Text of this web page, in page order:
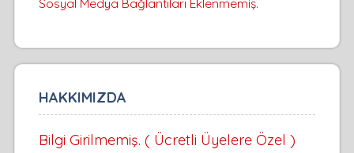
Sosyal Medya Bağlantıları Eklenmemiş.
HAKKIMIZDA
Bilgi Girilmemiş. ( Ücretli Üyelere Özel )